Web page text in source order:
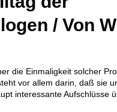
/ Von
die Einmaligkeit solcher
vor allem darin, daß sie
interessante Aufschlüsse